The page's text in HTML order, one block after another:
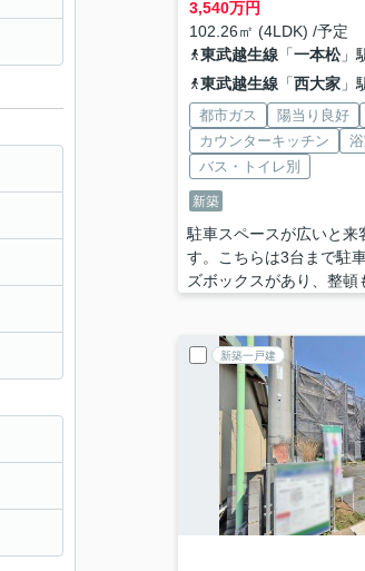
3,540万円
102.26㎡ (4LDK) /予定
東武越生線「一本松」
東武越生線「西大家」
都市ガス 陽当り良好
カウンターキッチン
バス・トイレ別
新築
駐車スペースが広いと来
す。こちらは3台まで駐
ズボックスがあり、整頓
新築一戸建